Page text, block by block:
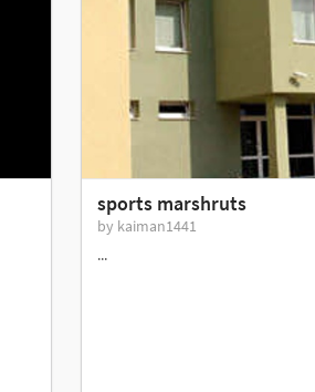
sports marshruts
by kaiman1441
...